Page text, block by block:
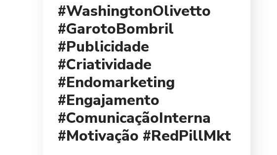
#WashingtonOlivetto
#GarotoBombril
#Publicidade
#Criatividade
#Endomarketing
#Engajamento
#ComunicaçãoInterna
#Motivação #RedPillMkt